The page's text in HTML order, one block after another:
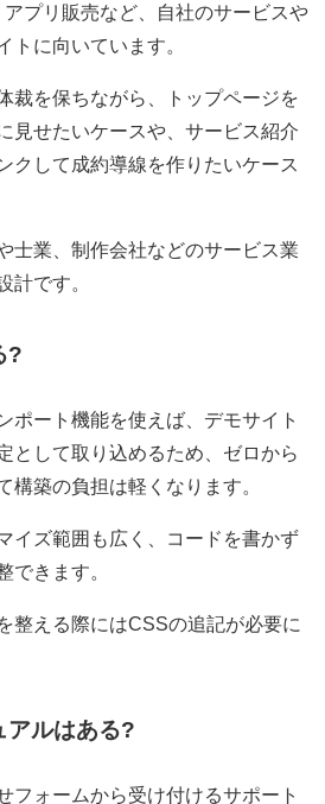
プリ販売など、自社のサービスや
トに向いています。
裁を保ちながら、トップページを
見せたいケースや、サービス紹介
クして成約導線を作りたいケース
士業、制作会社などのサービス業
計です。
?
ポート機能を使えば、デモサイト
として取り込めるため、ゼロから
構築の負担は軽くなります。
イズ範囲も広く、コードを書かず
できます。
整える際にはCSSの追記が必要に
アルはある?
フォームから受け付けるサポート